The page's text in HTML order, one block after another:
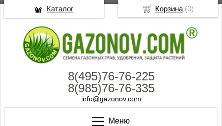
8(495)76-76-225
8(985)76-76-335
info@gazonov.com
Меню
Корзина(0)
Каталог